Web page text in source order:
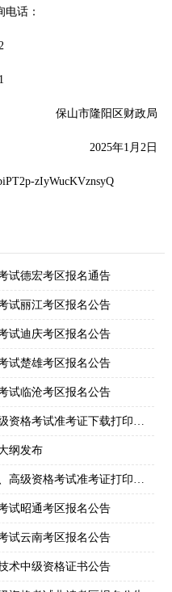
电话：
保山市隆阳区财政局
2025年1月2日
zIyWucKVznsyQ
试德宏考区报名通告
试丽江考区报名公告
试迪庆考区报名公告
试楚雄考区报名公告
试临沧考区报名公告
2025年云南省全国会计专业技术初级资格考试准考证下载打印公告
纲发布
2025年云南省全国会计专业技术初、高级资格考试准考证打印公告
试昭通考区报名公告
试云南考区报名公告
术中级资格证书公告